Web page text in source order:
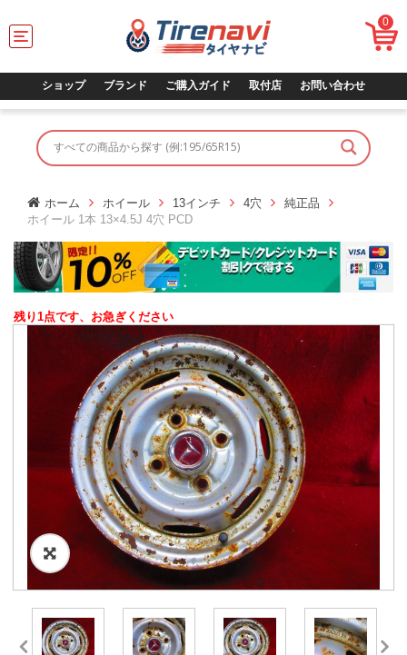
T
o
l
i
o
n
0
ショップ ブランド ご購入ガイド 取付店 お問い合わせ
ホーム ホイール 13インチ 4穴
純正品
ホイール 1本 13×4.5J 4穴 PCD
残り1点です、お急ぎください